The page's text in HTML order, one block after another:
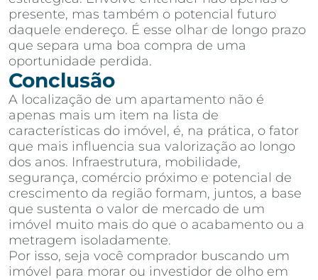
presente, mas também o potencial futuro
daquele endereço. É esse olhar de longo prazo
que separa uma boa compra de uma
oportunidade perdida.
Conclusão
A localização de um apartamento não é
apenas mais um item na lista de
características do imóvel, é, na prática, o fator
que mais influencia sua valorização ao longo
dos anos. Infraestrutura, mobilidade,
segurança, comércio próximo e potencial de
crescimento da região formam, juntos, a base
que sustenta o valor de mercado de um
imóvel muito mais do que o acabamento ou a
metragem isoladamente.
Por isso, seja você comprador buscando um
imóvel para morar ou investidor de olho em